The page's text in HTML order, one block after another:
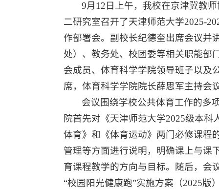
9月12日上午，我校在京津冀教
二研究室召开了天津师范大学2025-
作部署会。副校长纪德奎出席会议并
处）、教务处、校团委等相关职能部
会成员、体育科学学院领导班子以及
席，体育科学学院院长薛思军主持会
会议围绕学校公共体育工作的多
院首先对《天津师范大学2025级本科
体育》和《体育运动》两门必修课程
管理等方面进行说明，明确课上与课
育课程教学的方向与目标。随后，会
“校园阳光健康跑”实施方案（2025版